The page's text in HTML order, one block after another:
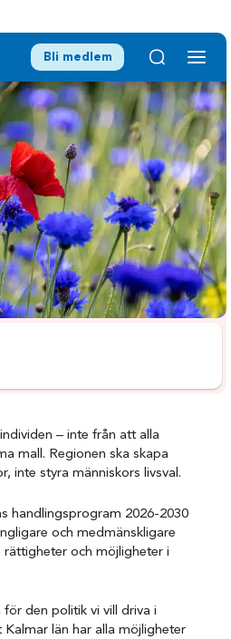
Bli medlem
– inte från att alla
mall. Regionen ska skapa
inte styra människors livsval.
handlingsprogram 2026-2030
och medmänskligare
rättigheter och möjligheter i
den politik vi vill driva i
Kalmar län har alla möjligheter